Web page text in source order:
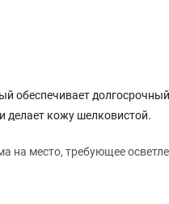
обеспечивает
делает кожу шелковистой.
на место, требующее